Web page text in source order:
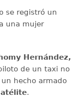
se registró un
una mujer
Hernández,
de un taxi no
hecho armado
.